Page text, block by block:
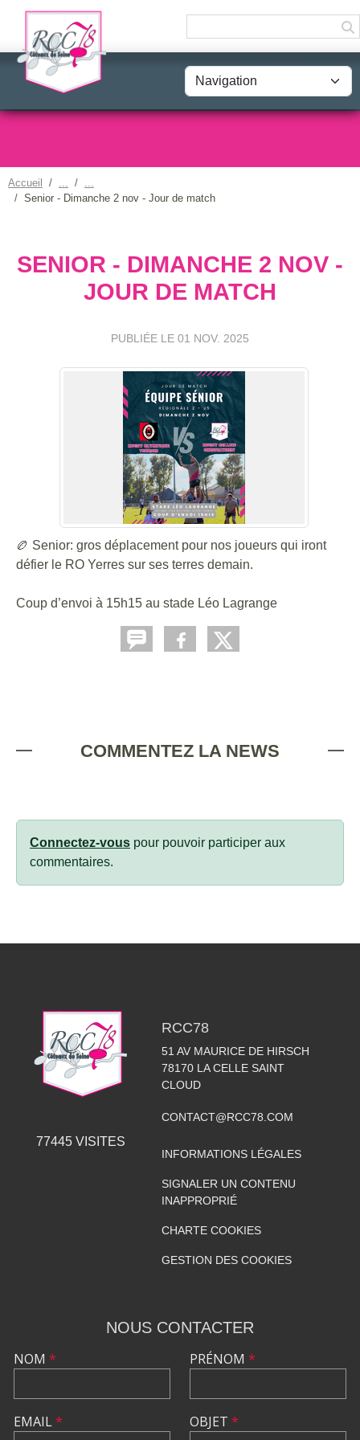
Accueil
Senior - Dimanche 2 nov - Jour de match
SENIOR - DIMANCHE 2 NOV -
JOUR DE MATCH
PUBLIÉE LE 01 NOV. 2025
🏉 Senior: gros déplacement pour nos joueurs qui iront
défier le RO Yerres sur ses terres demain.
Coup d’envoi à 15h15 au stade Léo Lagrange
COMMENTEZ LA NEWS
Connectez-vous pour pouvoir participer aux
commentaires.
77445VISITES
RCC78
51 AV MAURICE DE HIRSCH
78170 LA CELLE SAINT
CLOUD
CONTACT@RCC78.COM
INFORMATIONS LÉGALES
SIGNALER UN CONTENU
INAPPROPRIÉ
CHARTE COOKIES
GESTION DES COOKIES
NOUS CONTACTER
NOM *
EMAIL*
PRÉNOM *
OBJET *
Panneau de gestion des cookies